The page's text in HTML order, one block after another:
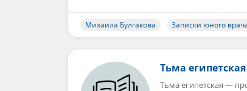
Михаила Булгакова Записки юного
Тьма египетская
Тьма египетская —